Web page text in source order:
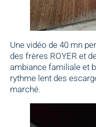
Une vidéo de 40 mn
des frères ROYER et
ambiance familiale et
rythme lent des
marché.